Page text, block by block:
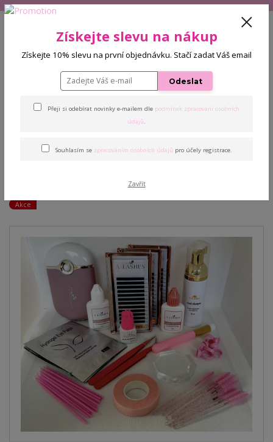
0 Kč
Startovací sada - růžová + dárek
Akce
Získejte slevu na nákup
Získejte 10% slevu na první objednávku. Stačí zadat Váš email
Odeslat
Přeji si odebírat novinky e-mailem dle podmínek zpracování osobních
údajů.
Souhlasím se zpracováním osobních údajů pro účely registrace.
Zavřít